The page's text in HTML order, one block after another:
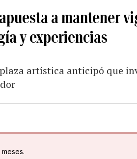
a mantener
y experiencias
artística anticipó que